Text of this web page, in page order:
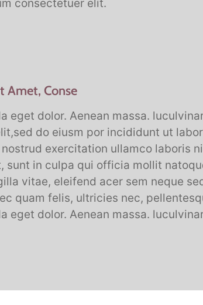
consectetuer elit.
Amet, Conse
eget dolor. Aenean massa.
do eiusm por incididunt ut
exercitation ullamco laboris
sunt in culpa qui officia mollit
vitae, eleifend acer sem neque
quam felis, ultricies nec,
eget dolor. Aenean massa.